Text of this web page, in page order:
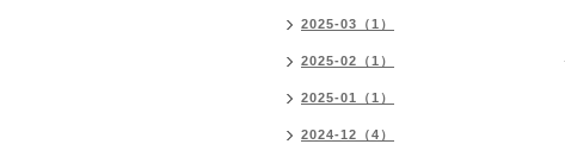
2025-03（1）
2025-02（1）
2025-01（1）
2024-12（4）